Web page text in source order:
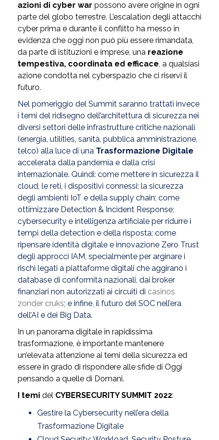
azioni di cyber war possono avere origine in ogni
parte del globo terrestre. L’escalation degli attacchi
cyber prima e durante il conflitto ha messo in
evidenza che oggi non può più essere rimandata,
da parte di istituzioni e imprese, una reazione
tempestiva, coordinata ed efficace, a qualsiasi
azione condotta nel cyberspazio che ci riservi il
futuro.
Nel pomeriggio del Summit saranno trattati invece
i temi del ridisegno dell’architettura di sicurezza nei
diversi settori delle infrastrutture critiche nazionali
(energia, utilities, sanità, pubblica amministrazione,
telco) alla luce di una Trasformazione Digitale
accelerata dalla pandemia e dalla crisi
internazionale. Quindi: come mettere in sicurezza il
cloud, le reti, i dispositivi connessi; la sicurezza
degli ambienti IoT e della supply chain; come
ottimizzare Detection & Incident Response;
cybersecurity e intelligenza artificiale per ridurre i
tempi della detection e della risposta; come
ripensare identità digitale e innovazione Zero Trust
degli approcci IAM, specialmente per arginare i
rischi legati a piattaforme digitali che aggirano i
database di conformità nazionali, dai broker
finanziari non autorizzati ai circuiti di casinos
zonder cruks; e infine, il futuro del SOC nell’era
dell’AI e dei Big Data.
In un panorama digitale in rapidissima
trasformazione, è importante mantenere
un’elevata attenzione ai temi della sicurezza ed
essere in grado di rispondere alle sfide di Oggi
pensando a quelle di Domani.
I temi del CYBERSECURITY SUMMIT 2022:
Gestire la Cybersecurity nell’era della
Trasformazione Digitale